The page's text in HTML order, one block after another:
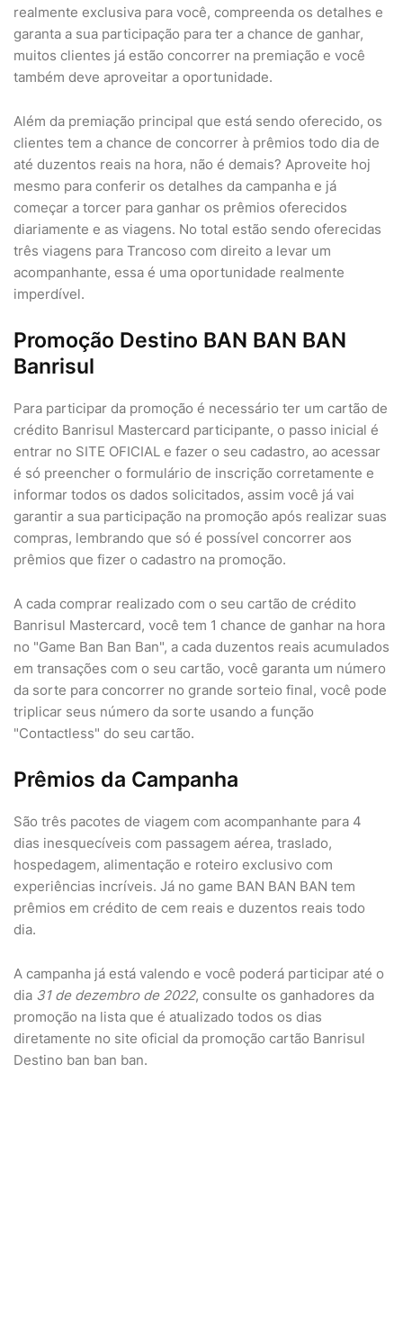
realmente exclusiva para você, compreenda os detalhes e
garanta a sua participação para ter a chance de ganhar,
muitos clientes já estão concorrer na premiação e você
também deve aproveitar a oportunidade.
Além da premiação principal que está sendo oferecido, os
clientes tem a chance de concorrer à prêmios todo dia de
até duzentos reais na hora, não é demais? Aproveite hoj
mesmo para conferir os detalhes da campanha e já
começar a torcer para ganhar os prêmios oferecidos
diariamente e as viagens. No total estão sendo oferecidas
três viagens para Trancoso com direito a levar um
acompanhante, essa é uma oportunidade realmente
imperdível.
Promoção Destino BAN BAN BAN
Banrisul
Para participar da promoção é necessário ter um cartão de
crédito Banrisul Mastercard participante, o passo inicial é
entrar no SITE OFICIAL e fazer o seu cadastro, ao acessar
é só preencher o formulário de inscrição corretamente e
informar todos os dados solicitados, assim você já vai
garantir a sua participação na promoção após realizar suas
compras, lembrando que só é possível concorrer aos
prêmios que fizer o cadastro na promoção.
A cada comprar realizado com o seu cartão de crédito
Banrisul Mastercard, você tem 1 chance de ganhar na hora
no "Game Ban Ban Ban", a cada duzentos reais acumulados
em transações com o seu cartão, você garanta um número
da sorte para concorrer no grande sorteio final, você pode
triplicar seus número da sorte usando a função
"Contactless" do seu cartão.
Prêmios da Campanha
São três pacotes de viagem com acompanhante para 4
dias inesquecíveis com passagem aérea, traslado,
hospedagem, alimentação e roteiro exclusivo com
experiências incríveis. Já no game BAN BAN BAN tem
prêmios em crédito de cem reais e duzentos reais todo
dia.
A campanha já está valendo e você poderá participar até o
dia 31 de dezembro de 2022, consulte os ganhadores da
promoção na lista que é atualizado todos os dias
diretamente no site oficial da promoção cartão Banrisul
Destino ban ban ban.